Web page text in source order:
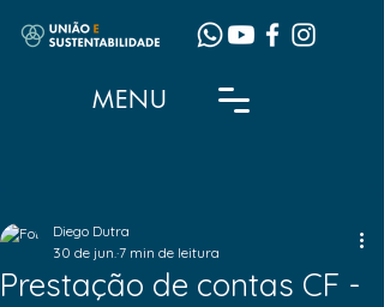
MENU
Prestação de contas CF -
Diego Dutra
30 de jun.7 min de leitura